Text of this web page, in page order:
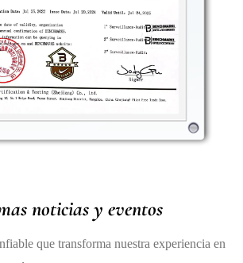
que tus labios luzcan brillantes y
la sensación pesada de los brillos o
labiales tradicionales.
noticias y eventos
que transforma nuestra experiencia en